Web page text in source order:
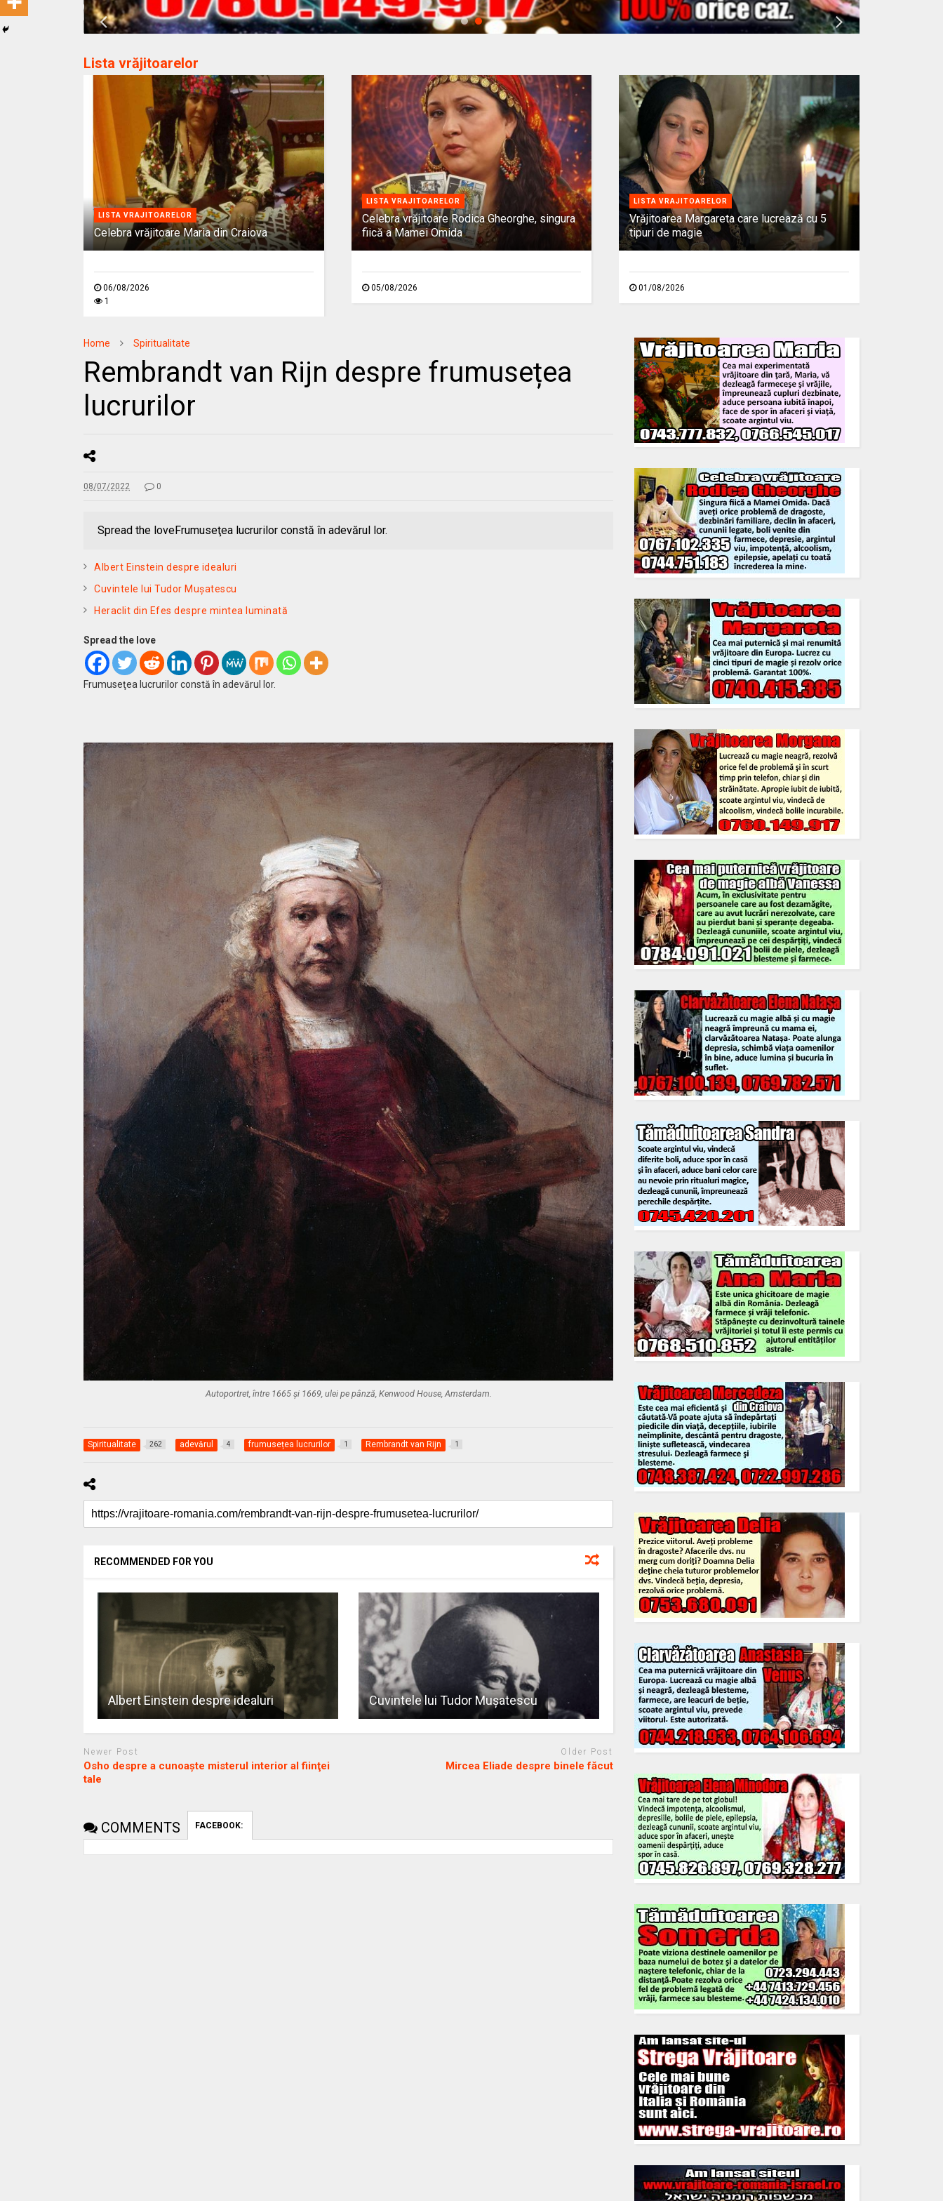
Lista vrăjitoarelor
LISTA VRAJITOARELOR
Celebra vrăjitoare Maria din Craiova
06/08/2026
1
LISTA VRAJITOARELOR
Celebra vrăjitoare Rodica Gheorghe, singura
fiică a Mamei Omida
05/08/2026
LISTA VRAJITOARELOR
Vrăjitoarea Margareta care lucrează cu 5
tipuri de magie
01/08/2026
Home Spiritualitate
Rembrandt van Rijn despre frumusețea
lucrurilor
08/07/2022 0
Spread the loveFrumuseţea lucrurilor constă în adevărul lor.
Albert Einstein despre idealuri
Cuvintele lui Tudor Muşatescu
Heraclit din Efes despre mintea luminată
Spread the love
Frumuseţea lucrurilor constă în adevărul lor.
Autoportret, între 1665 și 1669, ulei pe pânză, Kenwood House, Amsterdam.
Spiritualitate 262 adevărul 4 frumusețea lucrurilor 1 Rembrandt van Rijn 1
RECOMMENDED FOR YOU
Albert Einstein despre idealuri Cuvintele lui Tudor Muşatescu
Newer Post
Osho despre a cunoaşte misterul interior al fiinţei
tale
Older Post
Mircea Eliade despre binele făcut
COMMENTS FACEBOOK: